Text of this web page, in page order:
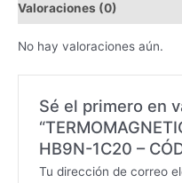
Valoraciones (0)
No hay valoraciones aún.
Sé el primero en
HB9N-1C20 –
Tu dirección de correo